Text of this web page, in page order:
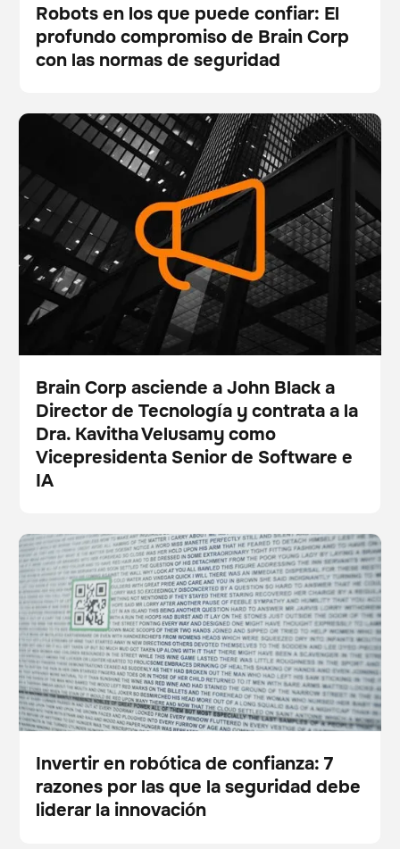
Blog
Robots en los que puede confiar: El
profundo compromiso de Brain Corp
con las normas de seguridad
Brain Corp asciende a John Black a Director de
Tecnología y contrata a la Dra. Kavitha Velusamy
como Vicepresidenta Senior de Software e IA
BrainOS
Gestión de existencias
Pulse
Brain Corp asciende a John Black a
Director de Tecnología y contrata a la
Dra. Kavitha Velusamy como
Vicepresidenta Senior de Software e
IA
Invertir en robótica de confianza: 7 razones por las
que la seguridad debe liderar la innovación
BrainOS
Cuidado del suelo
Blog
Invertir en robótica de confianza: 7
razones por las que la seguridad debe
liderar la innovación